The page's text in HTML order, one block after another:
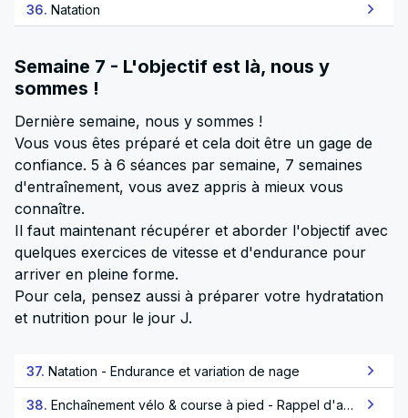
36. Natation
Semaine 7 - L'objectif est là, nous y
sommes !
Dernière semaine, nous y sommes !
Vous vous êtes préparé et cela doit être un gage de
confiance. 5 à 6 séances par semaine, 7 semaines
d'entraînement, vous avez appris à mieux vous
connaître.
Il faut maintenant récupérer et aborder l'objectif avec
quelques exercices de vitesse et d'endurance pour
arriver en pleine forme.
Pour cela, pensez aussi à préparer votre hydratation
et nutrition pour le jour J.
37. Natation - Endurance et variation de nage
38. Enchaînement vélo & course à pied - Rappel d'allure